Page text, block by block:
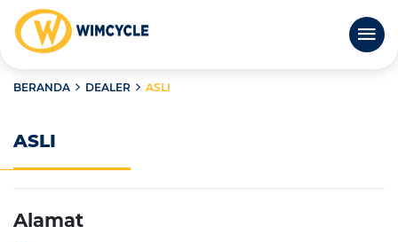
BERANDA DEALER ASLI
ASLI
Alamat